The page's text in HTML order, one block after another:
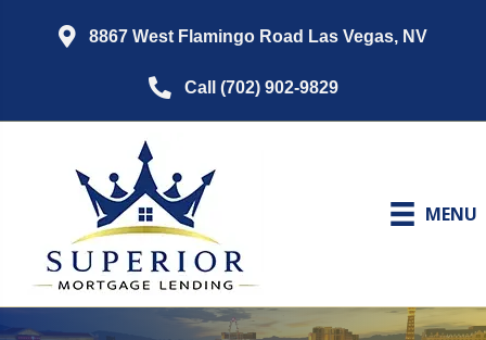
8867 West Flamingo Road Las Vegas, NV
Call (702) 902-9829
MENU